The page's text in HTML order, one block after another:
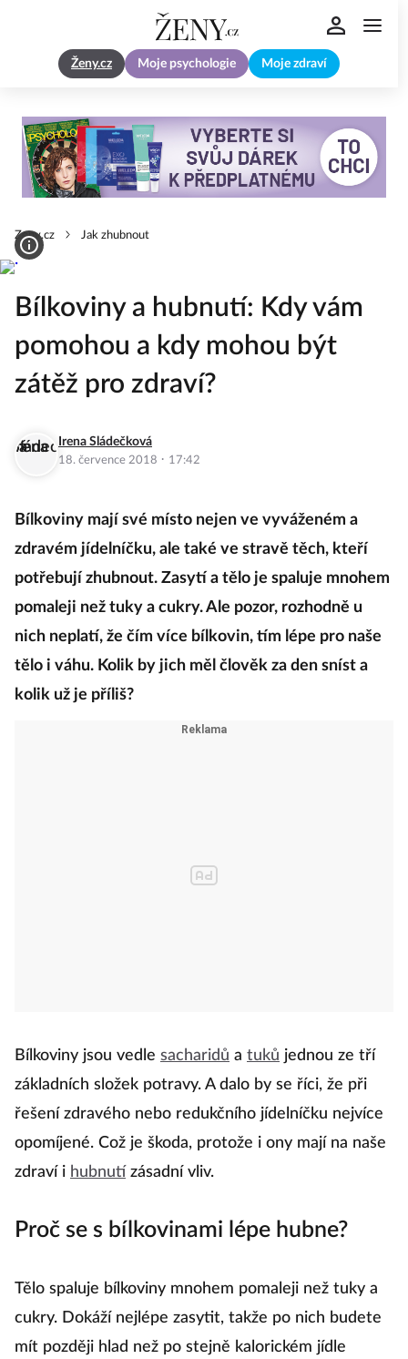
Ženy.cz Moje psychologie Moje zdraví
Zeny.cz Jak zhubnout
Bílkoviny a hubnutí: Kdy vám
pomohou a kdy mohou být
zátěž pro zdraví?
Irena Sládečková
18. července 2018 · 17:42
Bílkoviny mají své místo nejen ve vyváženém a
zdravém jídelníčku, ale také ve stravě těch, kteří
potřebují zhubnout. Zasytí a tělo je spaluje mnohem
pomaleji než tuky a cukry. Ale pozor, rozhodně u
nich neplatí, že čím více bílkovin, tím lépe pro naše
tělo i váhu. Kolik by jich měl člověk za den sníst a
kolik už je příliš?
Bílkoviny jsou vedle sacharidů a tuků jednou ze tří
základních složek potravy. A dalo by se říci, že při
řešení zdravého nebo redukčního jídelníčku nejvíce
opomíjené. Což je škoda, protože i ony mají na naše
zdraví i hubnutí zásadní vliv.
Proč se s bílkovinami lépe hubne?
Tělo spaluje bílkoviny mnohem pomaleji než tuky a
cukry. Dokáží nejlépe zasytit, takže po nich budete
mít později hlad než po stejně kalorickém jídle